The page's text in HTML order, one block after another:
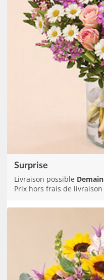
Surprise
Livraison possible Demain
Prix hors frais de livraison